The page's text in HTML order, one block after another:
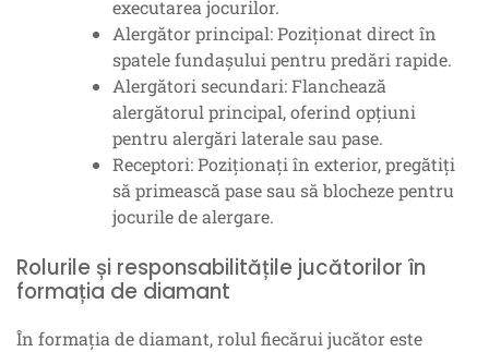
executarea jocurilor.
Alergător principal: Poziționat direct în
spatele fundașului pentru predări rapide.
Alergători secundari: Flanchează
alergătorul principal, oferind opțiuni
pentru alergări laterale sau pase.
Receptori: Poziționați în exterior, pregătiți
să primească pase sau să blocheze pentru
jocurile de alergare.
Rolurile și responsabilitățile jucătorilor în
formația de diamant
În formația de diamant, rolul fiecărui jucător este